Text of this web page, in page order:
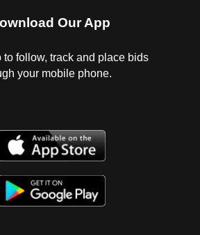
vestidura y tapete rotos;
y sucios, tablero dañado,
suspensión sin probar;
carrocería con golpes severos
faltantes, cofre dañado, sin
2021. Se entregan baja y
es responsabilidad del cliente
Our App
to follow, track and place bids
your mobile phone.